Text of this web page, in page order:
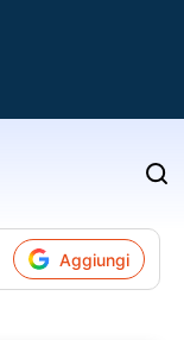
Aggiungi